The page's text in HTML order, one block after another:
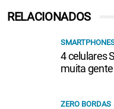
RELACIONADOS
4 celulares
muita
ZERO BORDAS